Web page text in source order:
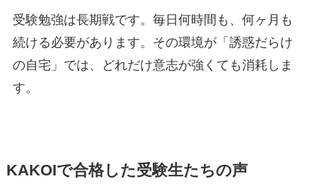
受験勉強は長期戦です。毎日何時間も、何ヶ月も
続ける必要があります。その環境が「誘惑だらけ
の自宅」では、どれだけ意志が強くても消耗しま
す。
KAKOIで合格した受験生たちの声